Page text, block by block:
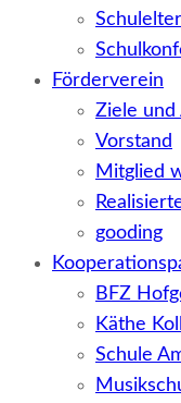
Förderverein
Ziele und
Vorstand
Mitglied
gooding
BFZ
Käthe
Schule